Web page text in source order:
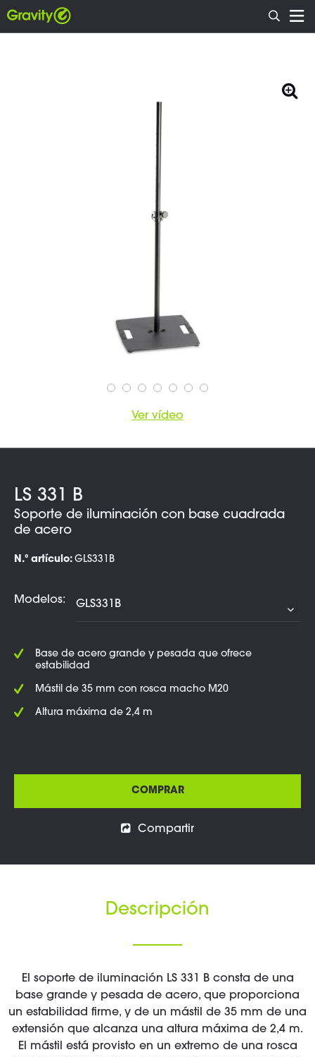
Ver vídeo
LS 331 B
Soporte de iluminación con base cuadrada
de acero
N.º artículo: GLS331B
Modelos:
Base de acero grande y pesada que ofrece
estabilidad
Mástil de 35 mm con rosca macho M20
Altura máxima de 2,4 m
COMPRAR
Compartir
Descripción
El soporte de iluminación LS 331 B consta de una
base grande y pesada de acero, que proporciona
un estabilidad firme, y de un mástil de 35 mm de una
extensión que alcanza una altura máxima de 2,4 m.
El mástil está provisto en un extremo de una rosca